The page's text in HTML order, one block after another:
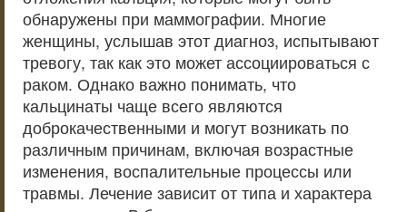
обнаружены при маммографии. Многие
женщины, услышав этот диагноз, испытывают
тревогу, так как это может ассоциироваться с
раком. Однако важно понимать, что
кальцинаты чаще всего являются
доброкачественными и могут возникать по
различным причинам, включая возрастные
изменения, воспалительные процессы или
травмы. Лечение зависит от типа и характера